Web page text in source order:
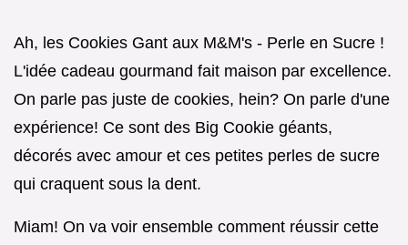
Ah, les Cookies Gant aux M&M's - Perle en Sucre !
L'idée cadeau gourmand fait maison par excellence.
On parle pas juste de cookies, hein? On parle d'une
expérience! Ce sont des Big Cookie géants,
décorés avec amour et ces petites perles de sucre
qui craquent sous la dent.
Miam! On va voir ensemble comment réussir cette